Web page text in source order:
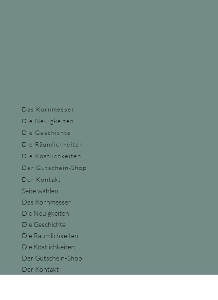
Das Kornmesser
Die Neuigkeiten
Die Geschichte
Die Räumlichkeiten
Die Köstlichkeiten
Der Gutschein-Shop
Der Kontakt
Seite wählen
Das Kornmesser
Die Neuigkeiten
Die Geschichte
Die Räumlichkeiten
Die Köstlichkeiten
Der Gutschein-Shop
Der Kontakt